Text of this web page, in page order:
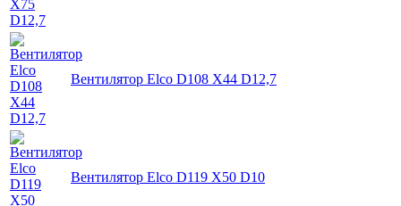
Вентилятор Elco D108 X44 D12,7
Вентилятор Elco D119 X50 D10